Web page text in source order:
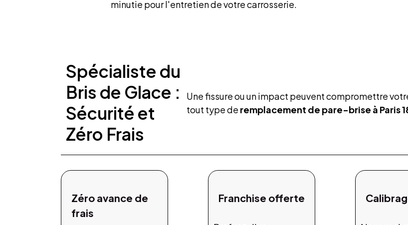
minutie pour l'entretien de votre carrosserie.
Spécialiste du
Bris de Glace :
Sécurité et
Zéro Frais
Une fissure ou un impact peuvent compromettre
tout type de remplacement de pare-brise à Paris
Zéro avance de
frais
Franchise offerte